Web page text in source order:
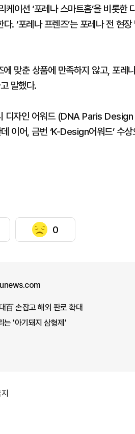
이션 ‘포레나 스마트홈’을 비롯한
. ‘포레나 프렌즈’는 포레나 전 현장
맞춘 상품에 만족하지 않고, 포레
말했다.
디자인 어워드 (DNA Paris
이어, 금번 ‘K-Design어워드’ 수
0
百 손잡고 해외 판로 확대
는 '아기돼지 삼형제'